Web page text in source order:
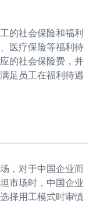
的社会保险和福利
医疗保险等福利待
的社会保险费，并
足员工在福利待遇
，对于中国企业而
市场时，中国企业
择用工模式时审慎